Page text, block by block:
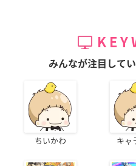
みんなが注目して
ちいかわ キャ